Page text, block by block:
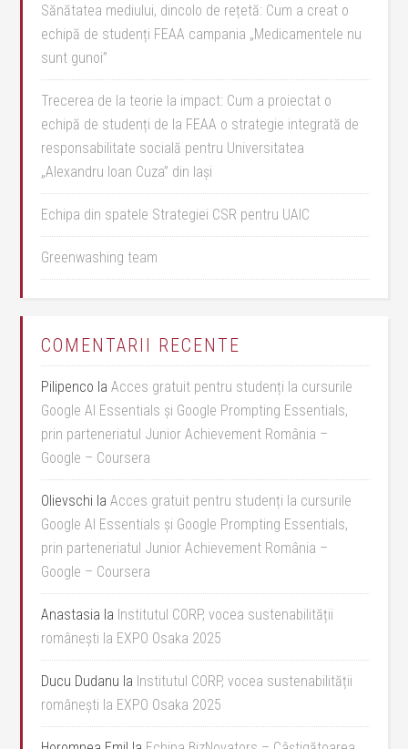
Sănătatea mediului, dincolo de rețetă: Cum a creat o
echipă de studenți FEAA campania „Medicamentele nu
sunt gunoi”
Trecerea de la teorie la impact: Cum a proiectat o
echipă de studenți de la FEAA o strategie integrată de
responsabilitate socială pentru Universitatea
„Alexandru Ioan Cuza” din Iași
Echipa din spatele Strategiei CSR pentru UAIC
Greenwashing team
COMENTARII RECENTE
Pilipenco laAcces gratuit pentru studenți la cursurile
Google AI Essentials și Google Prompting Essentials,
prin parteneriatul Junior Achievement România –
Google – Coursera
Olievschi laAcces gratuit pentru studenți la cursurile
Google AI Essentials și Google Prompting Essentials,
prin parteneriatul Junior Achievement România –
Google – Coursera
Anastasia la Institutul CORP, vocea sustenabilității
românești la EXPO Osaka 2025
Ducu Dudanu la Institutul CORP, vocea sustenabilității
românești la EXPO Osaka 2025